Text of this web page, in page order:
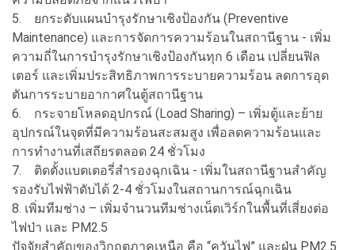
5. ยกระดับแผนบำรุงรักษาเชิงป้องกัน (Preventive
Maintenance) และการจัดการความร้อนในสถานีฐาน - เพิ่ม
ความถี่ในการบำรุงรักษาเชิงป้องกันทุก 6 เดือน เปลี่ยนฟิล
เตอร์ และเพิ่มประสิทธิภาพการระบายความร้อน ลดการอุด
ตันการระบายอากาศในตู้สถานีฐาน
6. กระจายโหลดอุปกรณ์ (Load Sharing) – เพิ่มตู้และย้าย
อุปกรณ์ในจุดที่มีความร้อนสะสมสูง เพื่อลดความร้อนและ
การทำงานที่เสถียรตลอด 24 ชั่วโมง
7. ติดตั้งแบตเตอรี่สำรองฉุกเฉิน - เพิ่มในสถานีฐานสำคัญ
รองรับไฟฟ้าดับได้ 2-4 ชั่วโมงในสถานการณ์ฉุกเฉิน
8. เพิ่มทีมช่าง – เพิ่มจำนวนทีมช่างเน็ตเวิร์กในพื้นที่เสี่ยงต่อ
ไฟป่า และ PM2.5
ปัจจัยสำคัญของวิกฤตภาคเหนือ คือ “ควันไฟ” และฝุ่น PM2.5